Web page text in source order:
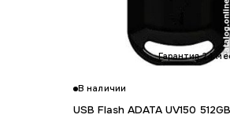
Гарантия 24
В наличии
USB Flash ADATA UV150